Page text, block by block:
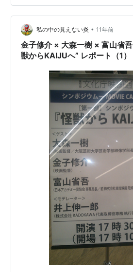
私の中の見えない炎 • 11年前
金子修介 × 大森一樹 × 富山省吾 トークショー “怪
獣からKAIJUへ” レポート（1）